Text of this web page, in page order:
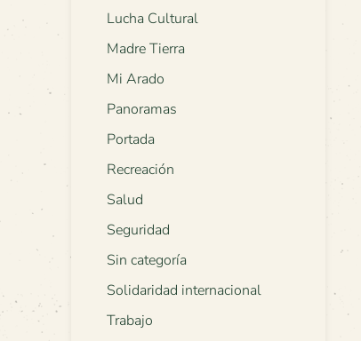
Lucha Cultural
Madre Tierra
Mi Arado
Panoramas
Portada
Recreación
Salud
Seguridad
Sin categoría
Solidaridad internacional
Trabajo